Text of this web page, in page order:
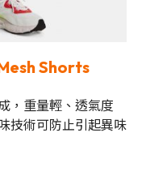
Shorts
，重量輕、透氣度
技術可防止引起異味